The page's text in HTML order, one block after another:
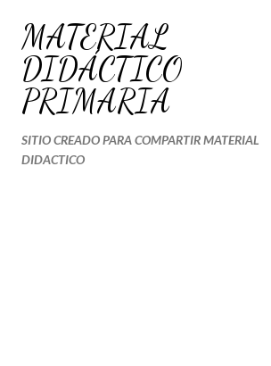
Ir al contenido principal
MATERIAL
DIDÁCTICO
PRIMARIA
SITIO CREADO PARA COMPARTIR MATERIAL
DIDACTICO